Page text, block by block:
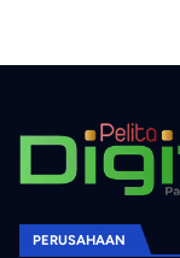
PERUSAHAAN